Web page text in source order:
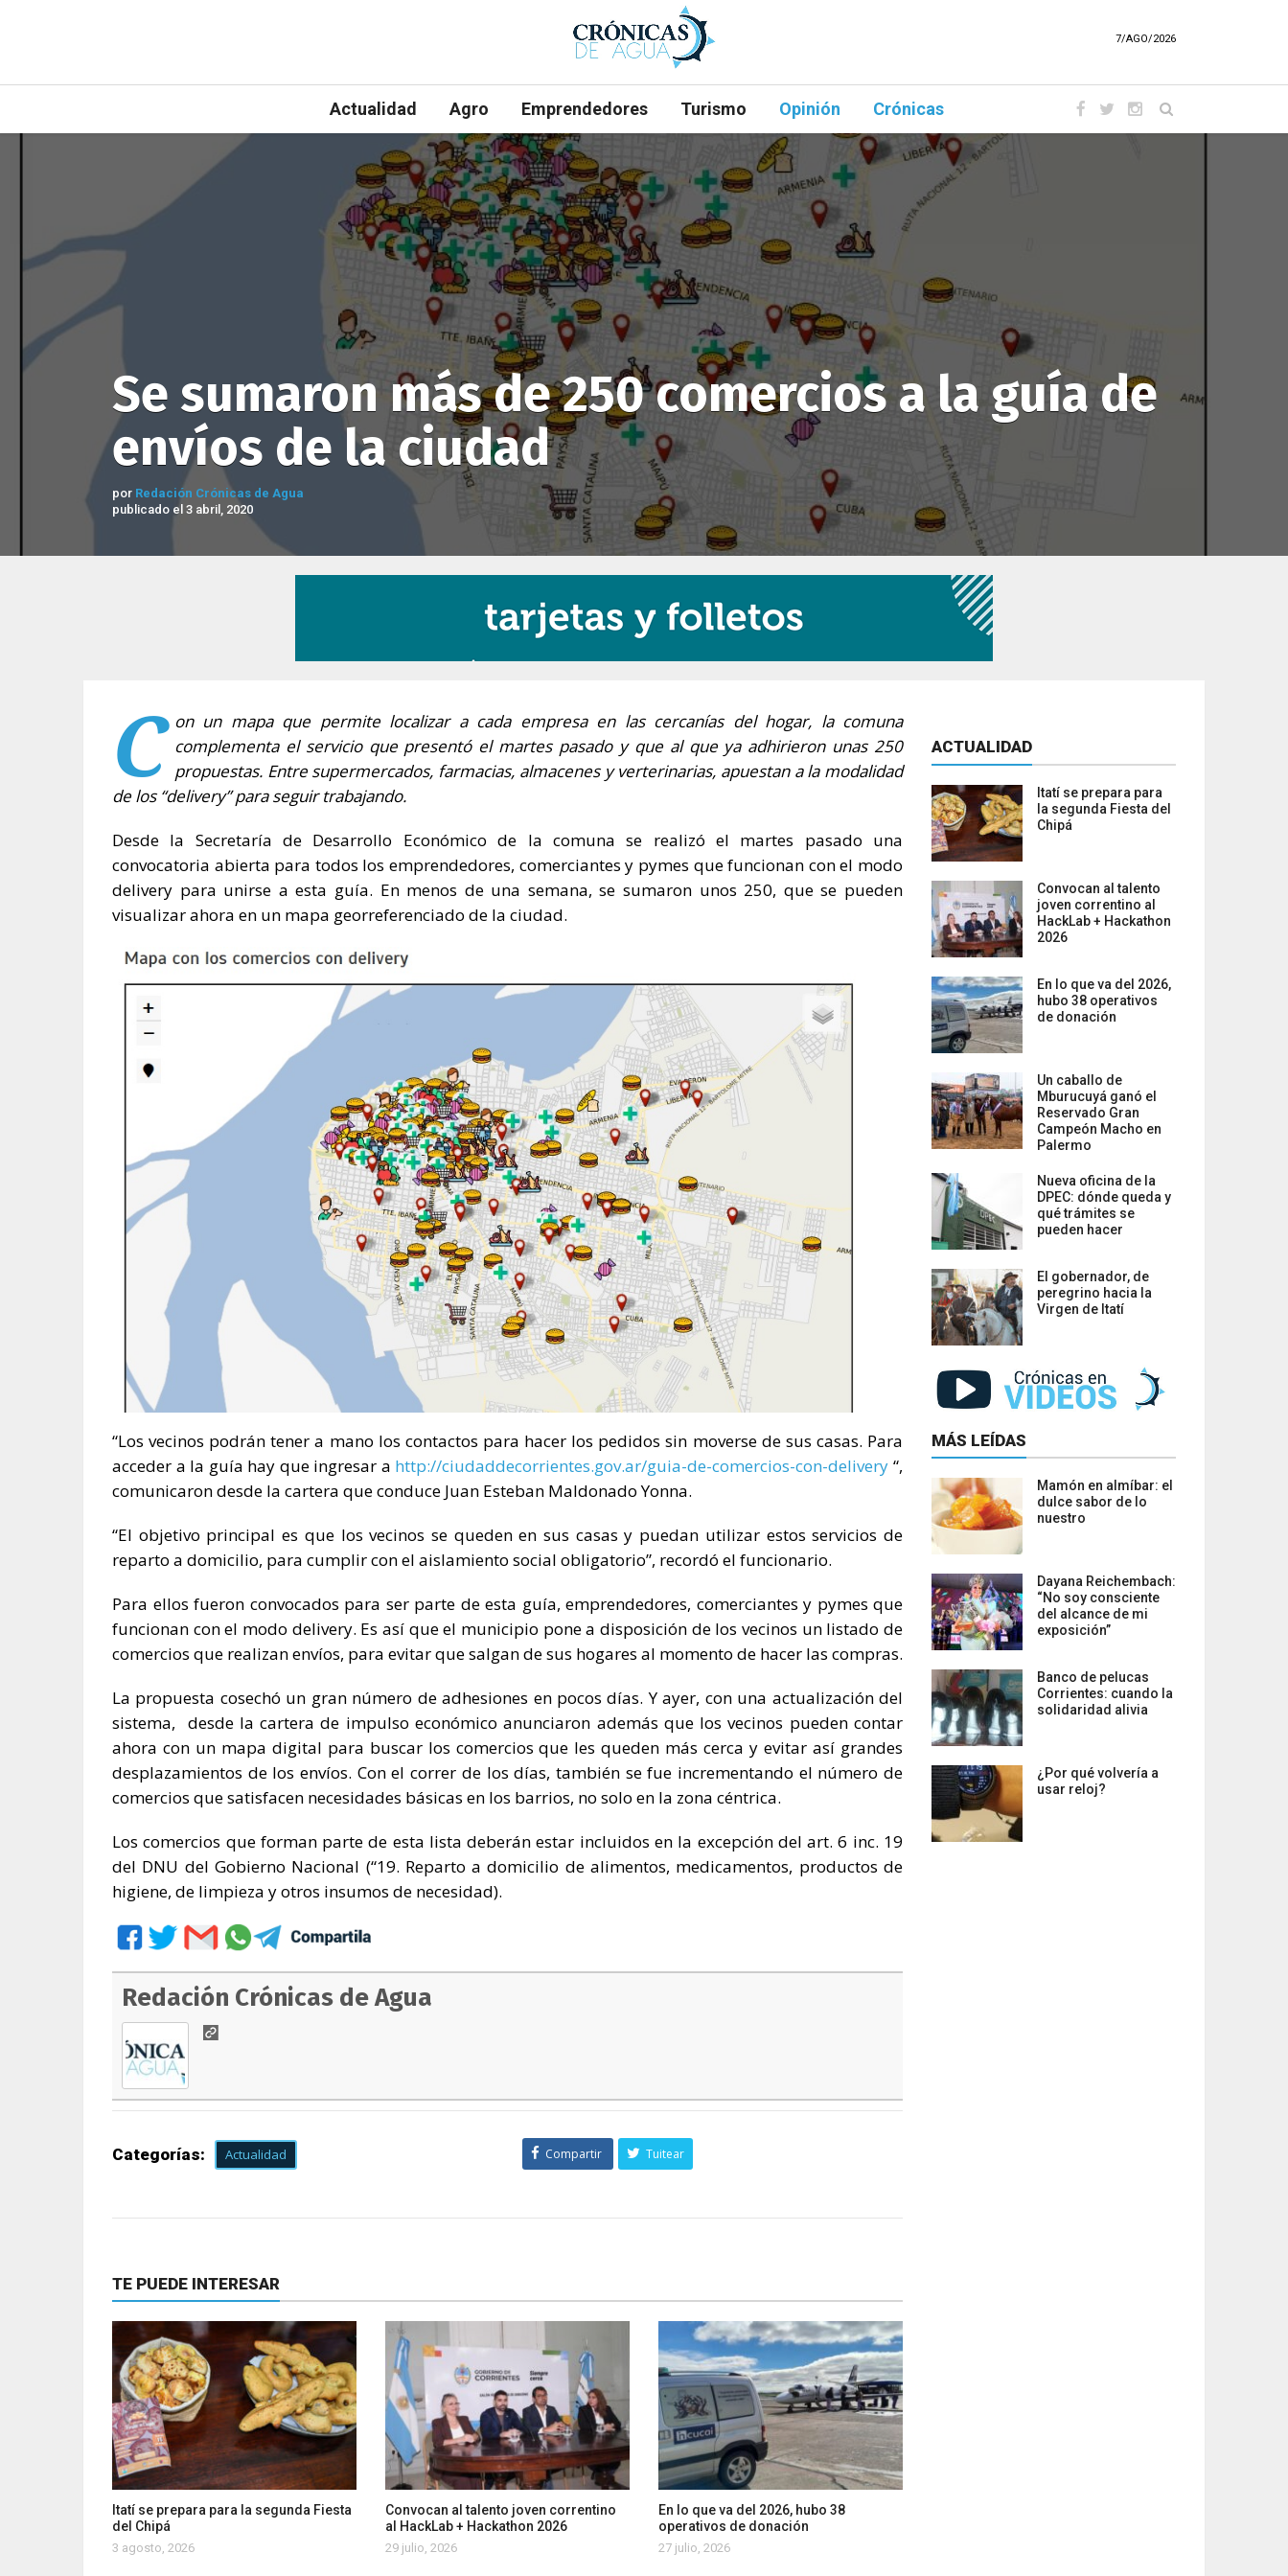
7/AGO/2026
Actualidad Agro Emprendedores Turismo Opinión Crónicas
Se sumaron más de 250 comercios a la guía de
envíos de la ciudad
por Redación Crónicas de Agua
publicado el 3 abril, 2020
C on un mapa que permite localizar a cada empresa en las cercanías del hogar, la comuna
complementa el servicio que presentó el martes pasado y que al que ya adhirieron unas 250
propuestas. Entre supermercados, farmacias, almacenes y verterinarias, apuestan a la modalidad
de los “delivery” para seguir trabajando.
Desde la Secretaría de Desarrollo Económico de la comuna se realizó el martes pasado una
convocatoria abierta para todos los emprendedores, comerciantes y pymes que funcionan con el modo
delivery para unirse a esta guía. En menos de una semana, se sumaron unos 250, que se pueden
visualizar ahora en un mapa georreferenciado de la ciudad.
“Los vecinos podrán tener a mano los contactos para hacer los pedidos sin moverse de sus casas. Para
acceder a la guía hay que ingresar a http://ciudaddecorrientes.gov.ar/guia-de-comercios-con-delivery “,
comunicaron desde la cartera que conduce Juan Esteban Maldonado Yonna.
“El objetivo principal es que los vecinos se queden en sus casas y puedan utilizar estos servicios de
reparto a domicilio, para cumplir con el aislamiento social obligatorio”, recordó el funcionario.
Para ellos fueron convocados para ser parte de esta guía, emprendedores, comerciantes y pymes que
funcionan con el modo delivery. Es así que el municipio pone a disposición de los vecinos un listado de
comercios que realizan envíos, para evitar que salgan de sus hogares al momento de hacer las compras.
La propuesta cosechó un gran número de adhesiones en pocos días. Y ayer, con una actualización del
sistema, desde la cartera de impulso económico anunciaron además que los vecinos pueden contar
ahora con un mapa digital para buscar los comercios que les queden más cerca y evitar así grandes
desplazamientos de los envíos. Con el correr de los días, también se fue incrementando el número de
comercios que satisfacen necesidades básicas en los barrios, no solo en la zona céntrica.
Los comercios que forman parte de esta lista deberán estar incluidos en la excepción del art. 6 inc. 19
del DNU del Gobierno Nacional (“19. Reparto a domicilio de alimentos, medicamentos, productos de
higiene, de limpieza y otros insumos de necesidad).
Redación Crónicas de Agua
Categorías: Actualidad Compartir Tuitear
TE PUEDE INTERESAR
Itatí se prepara para la segunda Fiesta
del Chipá
3 agosto, 2026
Convocan al talento joven correntino
al HackLab + Hackathon 2026
29 julio, 2026
En lo que va del 2026, hubo 38
operativos de donación
27 julio, 2026
ACTUALIDAD
Itatí se prepara para
la segunda Fiesta del
Chipá
Convocan al talento
joven correntino al
HackLab + Hackathon
2026
En lo que va del 2026,
hubo 38 operativos
de donación
Un caballo de
Mburucuyá ganó el
Reservado Gran
Campeón Macho en
Palermo
Nueva oficina de la
DPEC: dónde queda y
qué trámites se
pueden hacer
El gobernador, de
peregrino hacia la
Virgen de Itatí
MÁS LEÍDAS
Mamón en almíbar: el
dulce sabor de lo
nuestro
Dayana Reichembach:
“No soy consciente
del alcance de mi
exposición”
Banco de pelucas
Corrientes: cuando la
solidaridad alivia
¿Por qué volvería a
usar reloj?